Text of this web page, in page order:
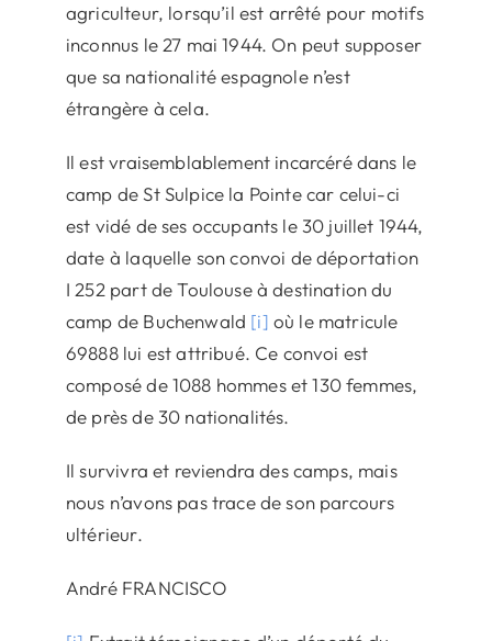
agriculteur, lorsqu’il est arrêté pour motifs
inconnus le 27 mai 1944. On peut supposer
que sa nationalité espagnole n’est
étrangère à cela.
Il est vraisemblablement incarcéré dans le
camp de St Sulpice la Pointe car celui-ci
est vidé de ses occupants le 30 juillet 1944,
date à laquelle son convoi de déportation
I 252 part de Toulouse à destination du
camp de Buchenwald [i] où le matricule
69888 lui est attribué. Ce convoi est
composé de 1088 hommes et 130 femmes,
de près de 30 nationalités.
Il survivra et reviendra des camps, mais
nous n’avons pas trace de son parcours
ultérieur.
André FRANCISCO